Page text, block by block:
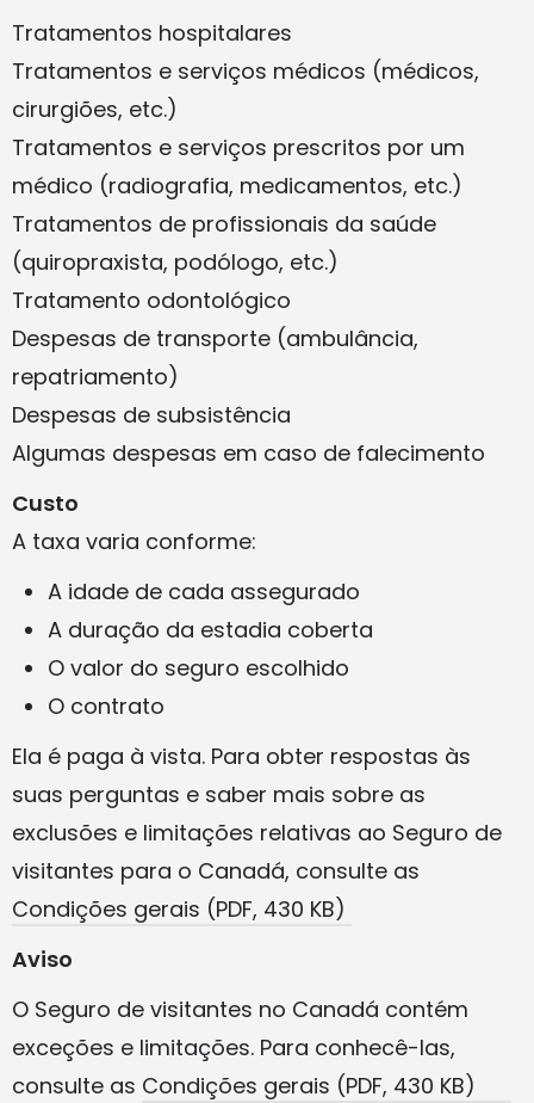
Tratamentos hospitalares
Tratamentos e serviços médicos (médicos,
cirurgiões, etc.)
Tratamentos e serviços prescritos por um
médico (radiografia, medicamentos, etc.)
Tratamentos de profissionais da saúde
(quiropraxista, podólogo, etc.)
Tratamento odontológico
Despesas de transporte (ambulância,
repatriamento)
Despesas de subsistência
Algumas despesas em caso de falecimento
Custo
A taxa varia conforme:
A idade de cada assegurado
A duração da estadia coberta
O valor do seguro escolhido
O contrato
Ela é paga à vista. Para obter respostas às
suas perguntas e saber mais sobre as
exclusões e limitações relativas ao Seguro de
visitantes para o Canadá, consulte as
Condições gerais (PDF, 430 KB)
Aviso
O Seguro de visitantes no Canadá contém
exceções e limitações. Para conhecê-las,
consulte as Condições gerais (PDF, 430 KB)